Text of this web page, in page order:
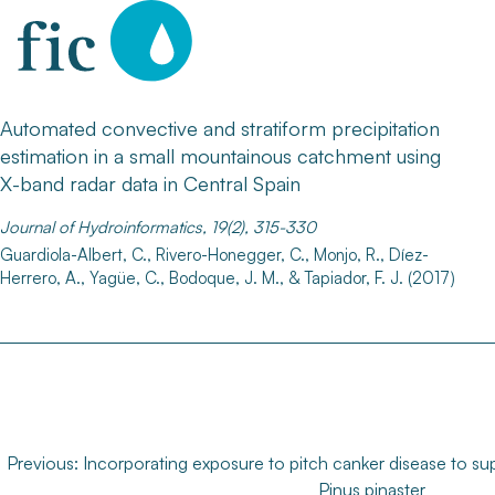
content
Automated convective and stratiform precipitation
estimation in a small mountainous catchment using
X-band radar data in Central Spain
Journal of Hydroinformatics, 19(2), 315-330
Guardiola-Albert, C., Rivero-Honegger, C., Monjo, R., Díez-
Herrero, A., Yagüe, C., Bodoque, J. M., & Tapiador, F. J. (2017)
Previous: Incorporating exposure to pitch canker disease to
Pinus pinaster